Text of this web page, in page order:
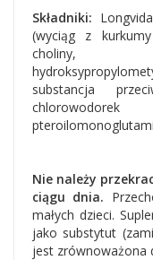
Składniki:
(wyciąg z kurkumy
choliny,
substancja
Nie należy
ciągu dnia.
małych dzieci.
jako substytut
jest zrównoważona